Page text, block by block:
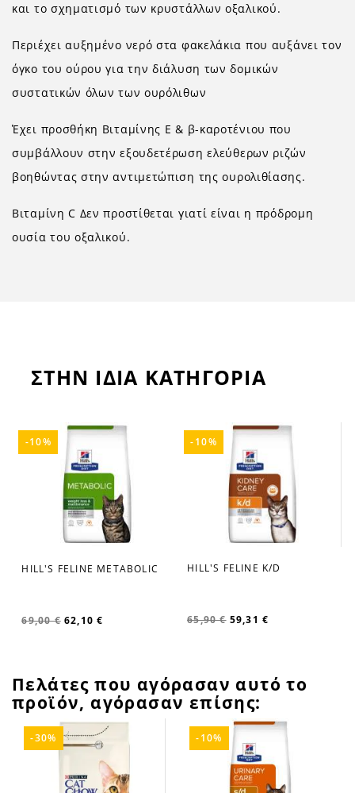
και το σχηματισμό των κρυστάλλων οξαλικού.
Περιέχει αυξημένο νερό στα φακελάκια που αυξάνει τον
όγκο του ούρου για την διάλυση των δομικών
συστατικών όλων των ουρόλιθων
Έχει προσθήκη Βιταμίνης E & β-καροτένιου που
συμβάλλουν στην εξουδετέρωση ελεύθερων ριζών
βοηθώντας στην αντιμετώπιση της ουρολιθίασης.
Βιταμίνη C Δεν προστίθεται γιατί είναι η πρόδρομη
ουσία του οξαλικού.
ΣΤΗΝ ΙΔΙΑ ΚΑΤΗΓΟΡΙΑ
HILL'S FELINE K/D
65,90 €
HILL'S FELINE S/D 1.5K
39,90 € 35,91 €
-10%
Πελάτες που αγόρασαν αυτό το
προϊόν, αγόρασαν επίσης:
-30% -10%